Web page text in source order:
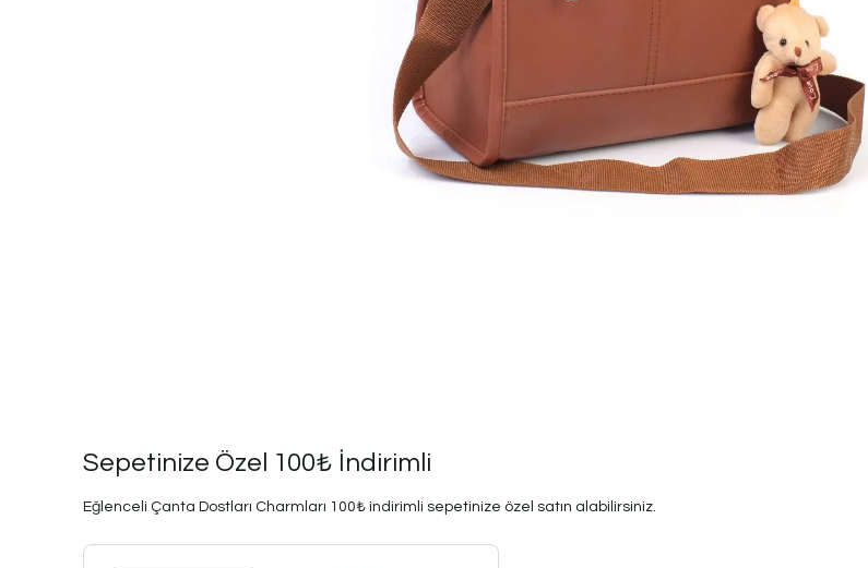
Sepetinize Özel 100₺ İndirimli
Eğlenceli Çanta Dostları Charmları 100₺ indirimli sepetinize özel satın alabilirsiniz.